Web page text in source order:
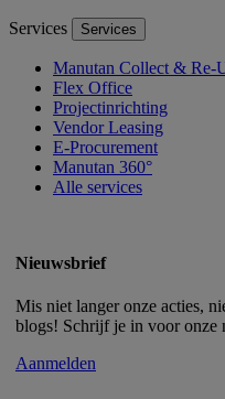
Services Services
Manutan Collect & Re-
Flex Office
Projectinrichting
Vendor Leasing
E-Procurement
Manutan 360°
Alle services
Nieuwsbrief
Mis niet langer onze acties,
blogs! Schrijf je in voor onze
Aanmelden